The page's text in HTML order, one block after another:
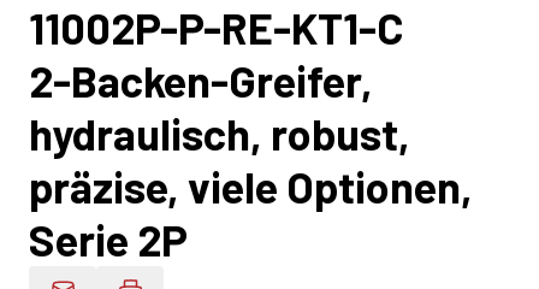
11002P-P-RE-KT1-C
2-Backen-Greifer,
hydraulisch, robust,
präzise, viele Optionen,
Serie 2P